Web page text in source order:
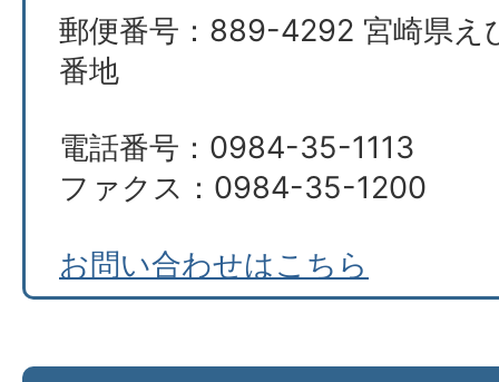
郵便番号：889-4292 宮崎県え
番地
電話番号：0984-35-1113
ファクス：0984-35-1200
お問い合わせはこちら